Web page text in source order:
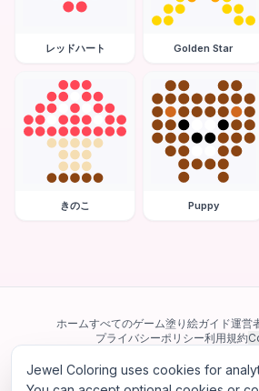
レッドハート Golden Star
きのこ Puppy
ホームすべてのゲーム塗り絵ガイド運営
プライバシーポリシー利用規約
当サイトは Google AdSense を含む第三者広告
ます。一部のサードパーティ Cookie を使用し
Jewel Coloring uses cookies for